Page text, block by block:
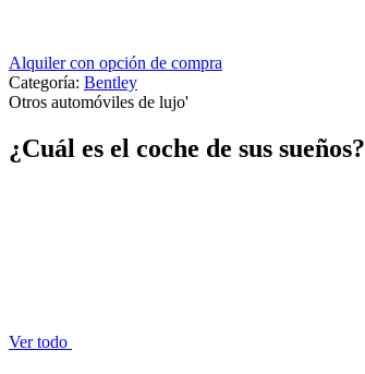
Alquiler con opción de compra
Categoría: Bentley
Otros automóviles de lujo'
¿Cuál es el coche de sus sueños?
Ver todo